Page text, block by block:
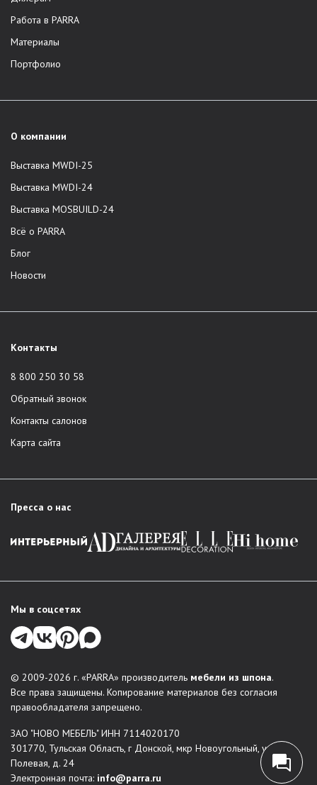
Работа в PARRA
Материалы
Портфолио
О компании
Выставка MWDI-25
Выставка MWDI-24
Выставка MOSBUILD-24
Всё о PARRA
Блог
Новости
Контакты
8 800 250 30 58
Обратный звонок
Контакты салонов
Карта сайта
Пресса о нас
Мы в соцсетях
© 2009-2026 г. «PARRA» производитель мебели из шпона.
Все права защищены. Копирование материалов без согласия
правообладателя запрещено.
ЗАО "НОВО МЕБЕЛЬ" ИНН 7114020170
301770, Тульская Область, г Донской, мкр Новоугольный, ул
Полевая, д. 24
Электронная почта: info@parra.ru